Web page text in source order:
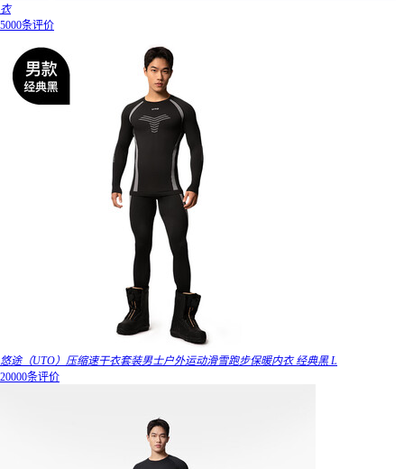
衣
5000条评价
悠途（UTO）压缩速干衣套装男士户外运动滑雪跑步保暖内衣 经典黑 L
20000条评价